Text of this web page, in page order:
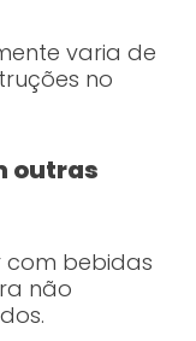
varia de
no
outras
com bebidas
não